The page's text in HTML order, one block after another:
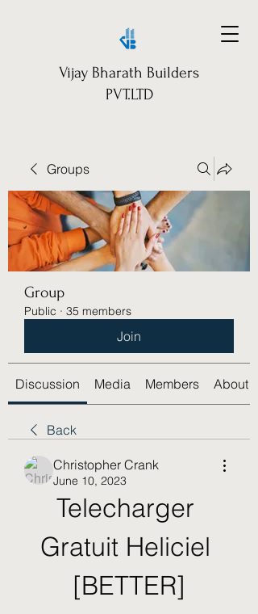
Vijay Bharath Builders
PVT.LTD
Groups
Group
Public · 35 members
Join
Discussion Media Members About
Back
Christopher Crank
June 10, 2023
Telecharger
Gratuit Heliciel
[BETTER]